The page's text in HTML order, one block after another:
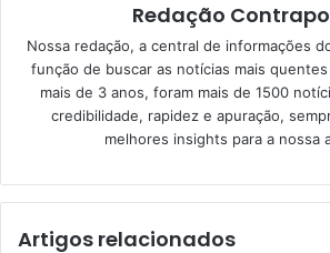
Redação
Nossa redação, a central de informações
função de buscar as notícias mais
mais de 3 anos, foram mais de 1500
credibilidade, rapidez e apuração,
melhores insights para a nossa
Artigos relacionados